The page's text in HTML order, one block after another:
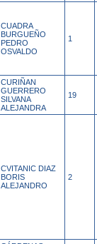
CUADRA
BURGUEÑO
PEDRO
OSVALDO
1
CURIÑAN
GUERRERO
SILVANA
ALEJANDRA
19
CVITANIC DIAZ
BORIS
ALEJANDRO
2